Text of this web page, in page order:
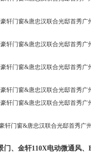
门、金轩110X电动微通风、